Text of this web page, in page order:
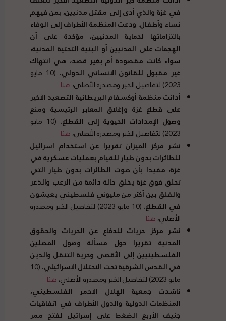
في غزة والذي أدى إلى مقتل مدنيين، بمن فيهم
نساء وأطفال. ودعت المنظمة الأطراف إلى الوفاء
بالتزاماتها لحماية المدنيين، مؤكدة على أن
الهجمات على المدنيين أو البنية التحتية المدنية،
سواء كانت مقصودة أم بغير قصد، هي انتهاك
غير مقبول للقانون الإنساني الدولي.
(10 مايو
2023) لتفاصيل الخبر ومصدره الأصلي،
هنا
أدانت منظمة أوكسفام البريطانية التصعيد الأخير
على قطاع غزة وإغلاق المعابر الرئيسية ومنع
وصول الإمدادات الحيوية إلى القطاع.
(10 مايو
2023) لتفاصيل الخبر ومصدره الأصلي،
هنا
نشر مركز الميزان تقريرا عن استخدام إسرائيل
للطائرات بدون طيار للقيام بعمليات عسكرية في
غزة، مفيدا بأن صوت الطائرات بدون طيار التي
تحلق فوق غزة يخلق حالة دائمة من الرعب والذعر
والقلق بين أكثر من مليوني فلسطيني يعيشون
في القطاع.
(10 مايو 2023) لتفاصيل الخبر ومصدره
الأصلي،هنا
نشر مركز حريات للدفاع عن الحريات والحقوق
المدنية تقريرا حول مسألة وصول المصلين
الفلسطينيين إلى الأقصى وحرية التنقل والدين
في القدس الشرقية تحت الاحتلال الإسرائيلي.
(10
مايو 2023) لتفاصيل الخبر ومصدره الأصلي،
هنا
ناشدت جمعية الهلال الأحمر الفلسطيني،
المنظمات الدولية والدول الأطراف في اتفاقيات
جنيف الأربع الضغط على إسرائيل لفتح ممر